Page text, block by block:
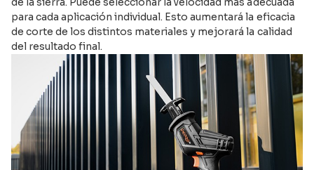
para cada aplicación individual. Esto aumentará la eficacia
de corte de los distintos materiales y mejorará la calidad
del resultado final.